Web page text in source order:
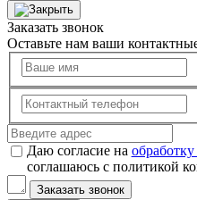
Заказать звонок
Оставьте нам ваши
Даю согласие на
соглашаюсь с политикой
Заказать звонок